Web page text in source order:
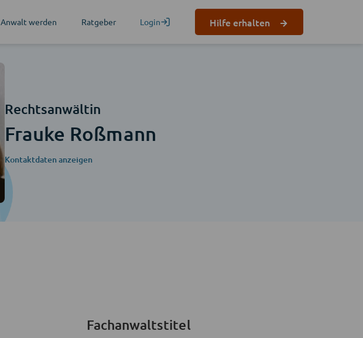
Anwalt werden Ratgeber Login Hilfe erhalten
Rechtsanwältin
Frauke Roßmann
Kontaktdaten anzeigen
Fachanwaltstitel